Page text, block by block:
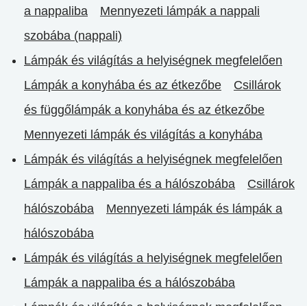
a nappaliba
Mennyezeti lámpák a nappali
szobába (nappali)
Lámpák és világítás a helyiségnek megfelelően
Lámpák a konyhába és az étkezőbe
Csillárok
és függőlámpák a konyhába és az étkezőbe
Mennyezeti lámpák és világítás a konyhába
Lámpák és világítás a helyiségnek megfelelően
Lámpák a nappaliba és a hálószobába
Csillárok
hálószobába
Mennyezeti lámpák és lámpák a
hálószobába
Lámpák és világítás a helyiségnek megfelelően
Lámpák a nappaliba és a hálószobába